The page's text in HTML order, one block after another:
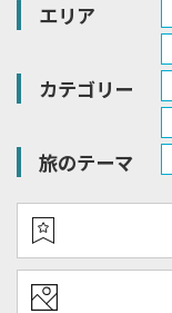
エリア
カテゴリー
旅のテーマ